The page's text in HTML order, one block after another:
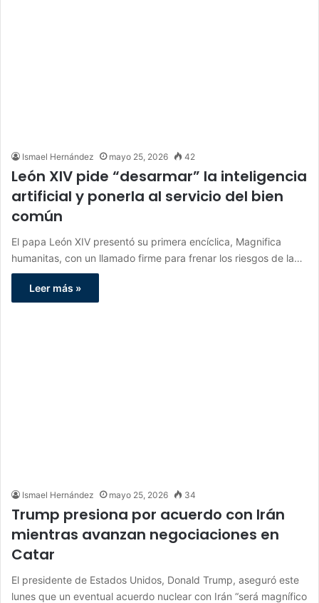
Ismael Hernández mayo 25, 2026 42
León XIV pide “desarmar” la inteligencia
artificial y ponerla al servicio del bien
común
El papa León XIV presentó su primera encíclica, Magnifica
humanitas, con un llamado firme para frenar los riesgos de la…
Leer más »
Ismael Hernández mayo 25, 2026 34
Trump presiona por acuerdo con Irán
mientras avanzan negociaciones en
Catar
El presidente de Estados Unidos, Donald Trump, aseguró este
lunes que un eventual acuerdo nuclear con Irán “será magnífico